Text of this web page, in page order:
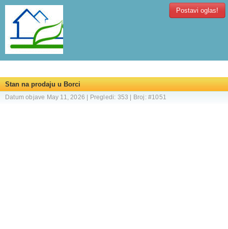
Postavi oglas!
Stan na prodaju u Borci
Datum objave May 11, 2026 | Pregledi: 353 | Broj: #1051